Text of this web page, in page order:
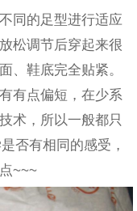
同的足型进行适应
松调节后穿起来很
、鞋底完全贴紧。
有点偏短，在少系
术，所以一般都只
否有相同的感受，
~~~